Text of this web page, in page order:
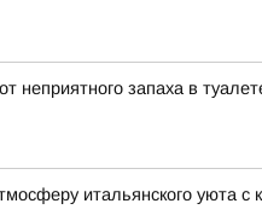
неприятного запаха в
итальянского уюта с